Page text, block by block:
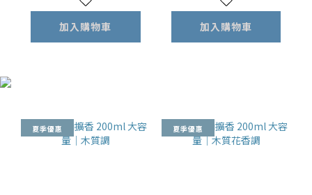
加入購物車 加入購物車
夏季優惠 夏季優惠